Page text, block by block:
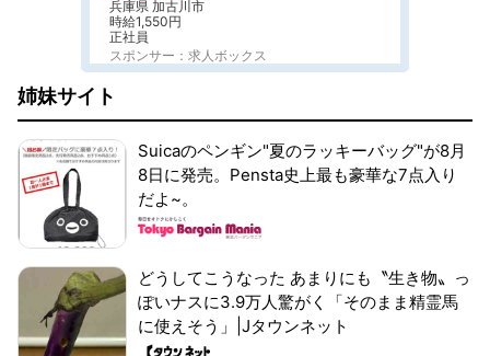
兵庫県 加古川市
時給1,550円
正社員
スポンサー：求人ボックス
姉妹サイト
Suicaのペンギン"夏のラッキーバッグ"が8月
8日に発売。Pensta史上最も豪華な7点入り
だよ~。
どうしてこうなった あまりにも〝生き物〟っ
ぽいナスに3.9万人驚がく「そのまま精霊馬
に使えそう」|Jタウンネット